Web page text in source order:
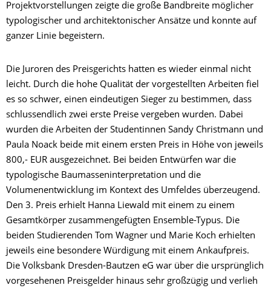
Projektvorstellungen zeigte die große Bandbreite möglicher
typologischer und architektonischer Ansätze und konnte auf
ganzer Linie begeistern.
Die Juroren des Preisgerichts hatten es wieder einmal nicht
leicht. Durch die hohe Qualität der vorgestellten Arbeiten fiel
es so schwer, einen eindeutigen Sieger zu bestimmen, dass
schlussendlich zwei erste Preise vergeben wurden. Dabei
wurden die Arbeiten der Studentinnen Sandy Christmann und
Paula Noack beide mit einem ersten Preis in Höhe von jeweils
800,- EUR ausgezeichnet. Bei beiden Entwürfen war die
typologische Baumasseninterpretation und die
Volumenentwicklung im Kontext des Umfeldes überzeugend.
Den 3. Preis erhielt Hanna Liewald mit einem zu einem
Gesamtkörper zusammengefügten Ensemble-Typus. Die
beiden Studierenden Tom Wagner und Marie Koch erhielten
jeweils eine besondere Würdigung mit einem Ankaufpreis.
Die Volksbank Dresden-Bautzen eG war über die ursprünglich
vorgesehenen Preisgelder hinaus sehr großzügig und verlieh